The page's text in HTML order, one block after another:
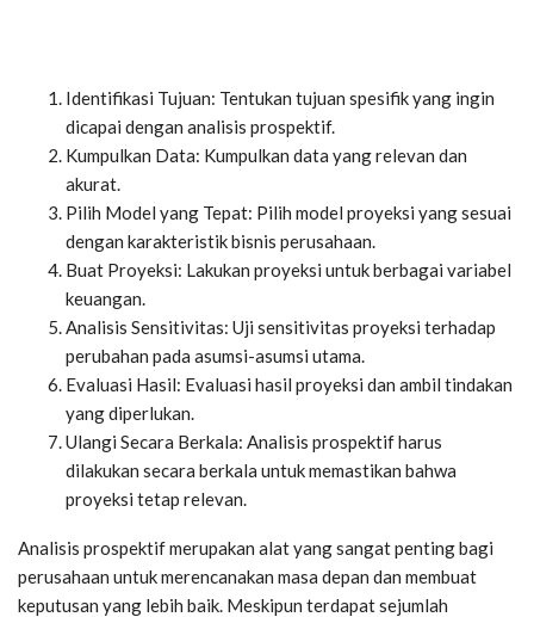
Identifikasi Tujuan: Tentukan tujuan spesifik yang ingin
dicapai dengan analisis prospektif.
Kumpulkan Data: Kumpulkan data yang relevan dan
akurat.
Pilih Model yang Tepat: Pilih model proyeksi yang sesuai
dengan karakteristik bisnis perusahaan.
Buat Proyeksi: Lakukan proyeksi untuk berbagai variabel
keuangan.
Analisis Sensitivitas: Uji sensitivitas proyeksi terhadap
perubahan pada asumsi-asumsi utama.
Evaluasi Hasil: Evaluasi hasil proyeksi dan ambil tindakan
yang diperlukan.
Ulangi Secara Berkala: Analisis prospektif harus
dilakukan secara berkala untuk memastikan bahwa
proyeksi tetap relevan.
Analisis prospektif merupakan alat yang sangat penting bagi
perusahaan untuk merencanakan masa depan dan membuat
keputusan yang lebih baik. Meskipun terdapat sejumlah